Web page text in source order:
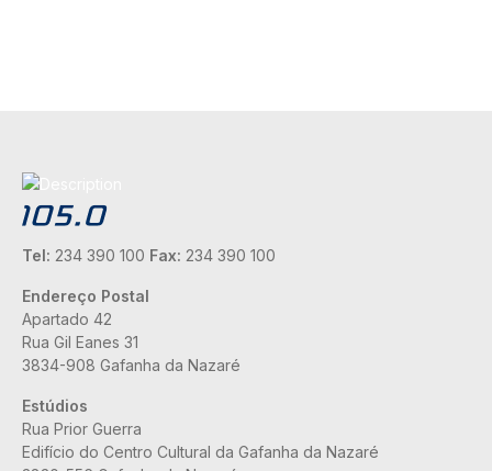
Tel: 234 390 100 Fax: 234 390 100
Endereço Postal
Apartado 42
Rua Gil Eanes 31
3834-908 Gafanha da Nazaré
Estúdios
Rua Prior Guerra
Edifício do Centro Cultural da Gafanha da Nazaré